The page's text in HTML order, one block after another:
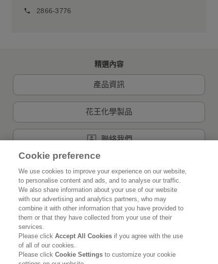
2866-3776
精選內容
產品資訊
花王化學製品
聯絡我們
首頁 關於花王
可持續發展 創新
我們的品牌
事業發展
Cookie preference
We use cookies to improve your experience on our website,
to personalise content and ads, and to analyse our traffic.
We also share information about your use of our website
with our advertising and analytics partners, who may
combine it with other information that you have provided to
them or that they have collected from your use of their
services.
Please clickAccept All Cookies if you agree with the use
of all of our cookies.
Please clickCookie Settingsto customize your cookie